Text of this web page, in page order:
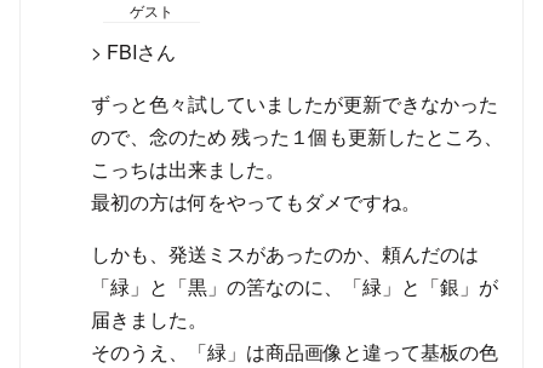
ゲスト
> FBIさん
ずっと色々試していましたが更新できなかった
ので、念のため 残った１個も更新したところ、
こっちは出来ました。
最初の方は何をやってもダメですね。
しかも、発送ミスがあったのか、頼んだのは
「緑」と「黒」の筈なのに、「緑」と「銀」が
届きました。
そのうえ、「緑」は商品画像と違って基板の色